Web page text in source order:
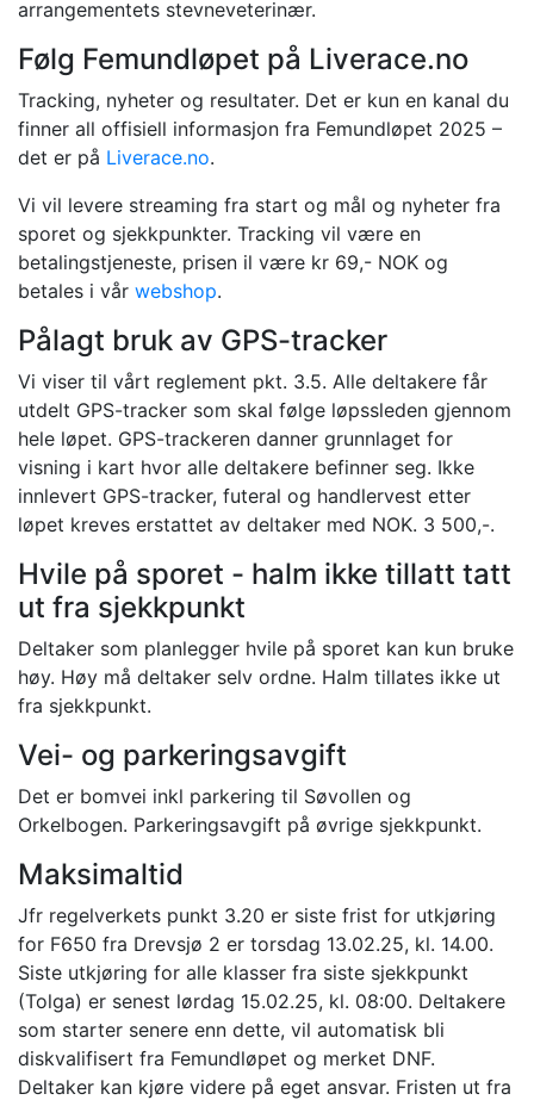
arrangementets stevneveterinær.
Følg Femundløpet på Liverace.no
Tracking, nyheter og resultater. Det er kun en kanal du
finner all offisiell informasjon fra Femundløpet 2025 –
det er på Liverace.no.
Vi vil levere streaming fra start og mål og nyheter fra
sporet og sjekkpunkter. Tracking vil være en
betalingstjeneste, prisen il være kr 69,- NOK og
betales i vår webshop.
Pålagt bruk av GPS-tracker
Vi viser til vårt reglement pkt. 3.5. Alle deltakere får
utdelt GPS-tracker som skal følge løpssleden gjennom
hele løpet. GPS-trackeren danner grunnlaget for
visning i kart hvor alle deltakere befinner seg. Ikke
innlevert GPS-tracker, futeral og handlervest etter
løpet kreves erstattet av deltaker med NOK. 3 500,-.
Hvile på sporet - halm ikke tillatt tatt
ut fra sjekkpunkt
Deltaker som planlegger hvile på sporet kan kun bruke
høy. Høy må deltaker selv ordne. Halm tillates ikke ut
fra sjekkpunkt.
Vei- og parkeringsavgift
Det er bomvei inkl parkering til Søvollen og
Orkelbogen. Parkeringsavgift på øvrige sjekkpunkt.
Maksimaltid
Jfr regelverkets punkt 3.20 er siste frist for utkjøring
for F650 fra Drevsjø 2 er torsdag 13.02.25, kl. 14.00.
Siste utkjøring for alle klasser fra siste sjekkpunkt
(Tolga) er senest lørdag 15.02.25, kl. 08:00. Deltakere
som starter senere enn dette, vil automatisk bli
diskvalifisert fra Femundløpet og merket DNF.
Deltaker kan kjøre videre på eget ansvar. Fristen ut fra